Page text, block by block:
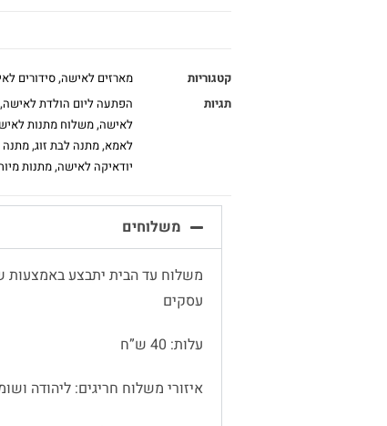
קטגוריות מארזים לאישה,סידורים
תגיות
הפתעה ליום הולדת לאישה,
לאישה,משלוח מתנות
לאמא,מתנה לבת זוג,מתנה
יודאיקה לאישה,מתנות
משלוחים
עסקים
עלות: 40 ש”ח
איזורי משלוח חריגים: ליהודה